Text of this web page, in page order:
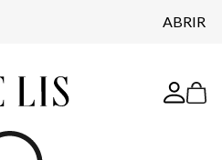
ABRIR
E RETIRE EM LOJA*
GRÁTIS*
COMPRA*